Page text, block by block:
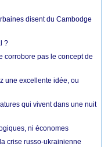
disent du Cambodge
?
corrobore pas le concept de
une excellente idée, ou
qui vivent dans une nuit
ni économes
crise russo-ukrainienne